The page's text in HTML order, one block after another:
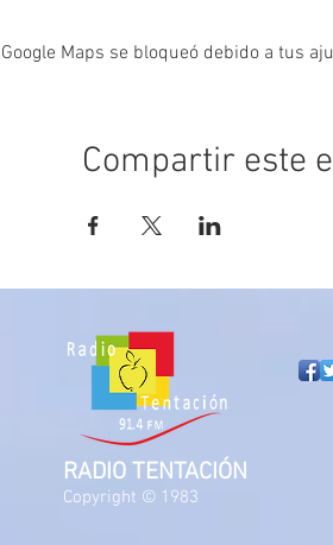
Google Maps se bloqueó debido a tus
Compartir este
RADIO TENTACIÓN
Copyright © 1983